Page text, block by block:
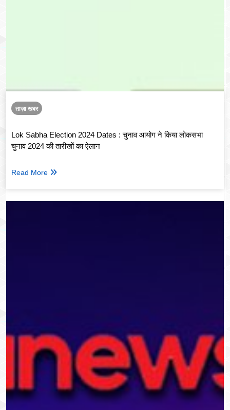
ताज़ा खबर
Lok Sabha Election 2024 Dates : चुनाव आयोग ने किया लोकसभा
चुनाव 2024 की तारीखों का ऐलान
Read More